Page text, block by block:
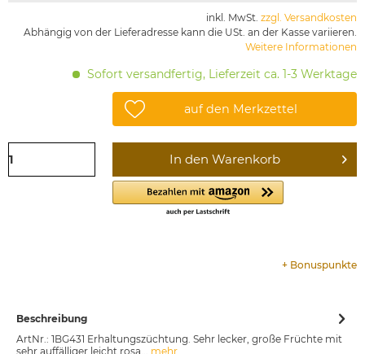
inkl. MwSt. zzgl. Versandkosten
Abhängig von der Lieferadresse kann die USt. an der Kasse variieren.
Weitere Informationen
Sofort versandfertig, Lieferzeit ca. 1-3 Werktage
auf den Merkzettel
In den Warenkorb
+ Bonuspunkte
Beschreibung
ArtNr.: 1BG431 Erhaltungszüchtung. Sehr lecker, große Früchte mit
sehr auffälliger leicht rosa... mehr